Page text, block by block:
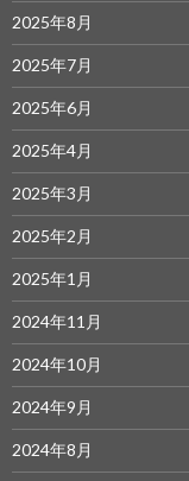
2025年8月
2025年7月
2025年6月
2025年4月
2025年3月
2025年2月
2025年1月
2024年11月
2024年10月
2024年9月
2024年8月